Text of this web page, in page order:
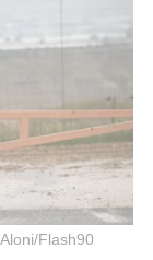
Flash90